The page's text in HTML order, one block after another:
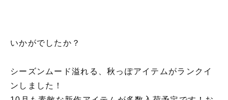
いかがでしたか？
シーズンムード溢れる、秋っぽアイテムがランクイ
ンしました！